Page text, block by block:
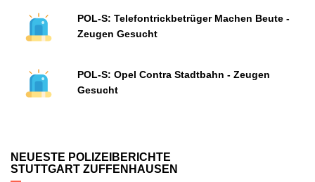
POL-S: Telefontrickbetrüger Machen Beute -
Zeugen Gesucht
POL-S: Opel Contra Stadtbahn - Zeugen
Gesucht
NEUESTE POLIZEIBERICHTE
STUTTGART ZUFFENHAUSEN